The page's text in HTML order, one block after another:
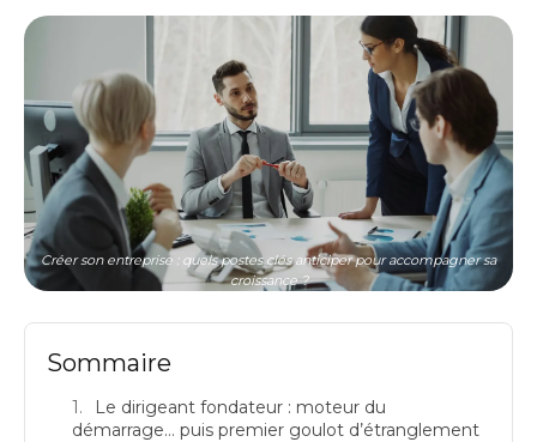
Créer son entreprise : quels postes clés anticiper pour accompagner sa
croissance ?
Sommaire
Le dirigeant fondateur : moteur du
démarrage… puis premier goulot d’étranglement